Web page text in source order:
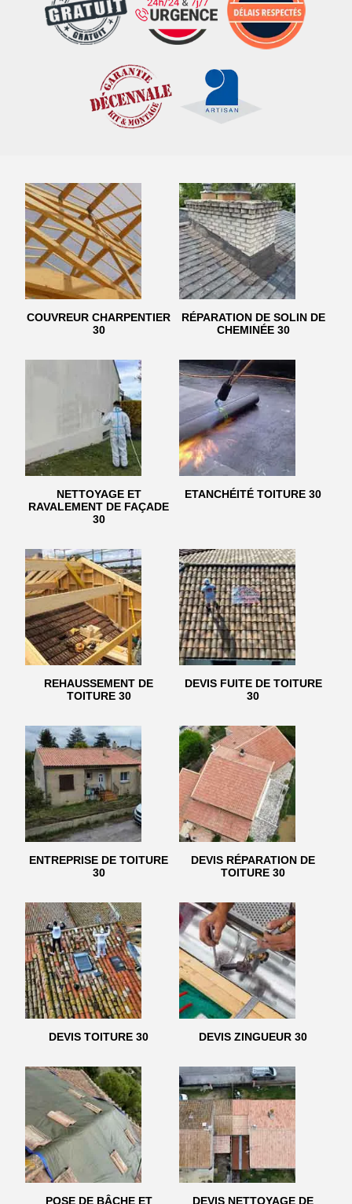
COUVREUR CHARPENTIER
30
RÉPARATION DE SOLIN DE
CHEMINÉE 30
NETTOYAGE ET
RAVALEMENT DE FAÇADE
30
ETANCHÉITÉ TOITURE 30
REHAUSSEMENT DE
TOITURE 30
DEVIS FUITE DE TOITURE
30
ENTREPRISE DE TOITURE
30
DEVIS RÉPARATION DE
TOITURE 30
DEVIS TOITURE 30 DEVIS ZINGUEUR 30
POSE DE BÂCHE ET DEVIS NETTOYAGE DE